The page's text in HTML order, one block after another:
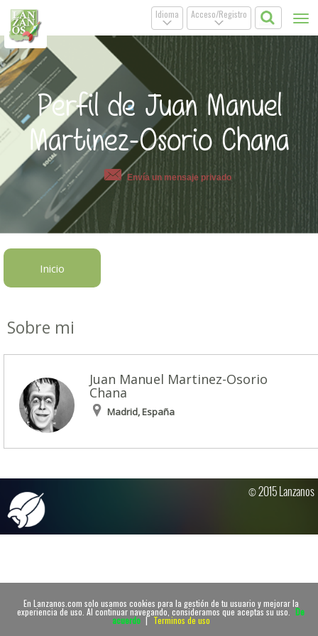
En Lanzanos.com solo usamos cookies para la gestión de tu usuario y mejorar la
experiencia de uso. Al continuar navegando, consideramos que aceptas su uso. De
acuerdo | Terminos de uso
Acceso/Registro
.
Idioma
.
Perfil de Juan Manuel
Martinez-Osorio Chana
Envía un mensaje privado
Inicio
Sobre mi
Juan Manuel Martinez-Osorio
Chana
Madrid, España
© 2015 Lanzanos